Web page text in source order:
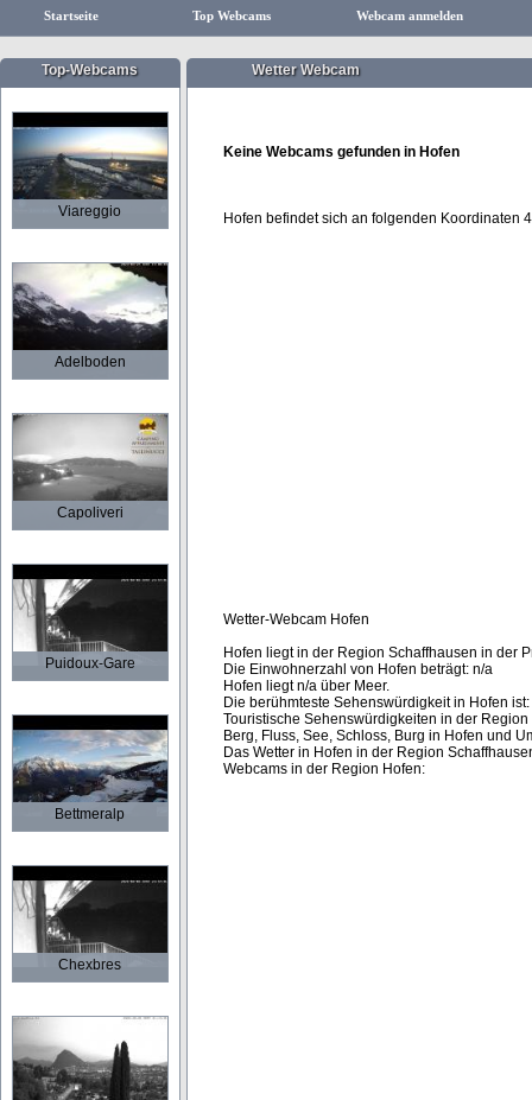
Startseite Top Webcams Webcam anmelden
Top-Webcams
Viareggio
Adelboden
Capoliveri
Puidoux-Gare
Bettmeralp
Chexbres
Wetter Webcam
Keine Webcams gefunden in Hofen
Hofen befindet sich an folgenden Koordinaten
Wetter-Webcam Hofen
Hofen liegt in der Region Schaffhausen in der
Die Einwohnerzahl von Hofen beträgt: n/a
Hofen liegt n/a über Meer.
Die berühmteste Sehenswürdigkeit in Hofen
Touristische Sehenswürdigkeiten in der
Berg, Fluss, See, Schloss, Burg in Hofen und
Das Wetter in Hofen in der Region
Webcams in der Region Hofen: